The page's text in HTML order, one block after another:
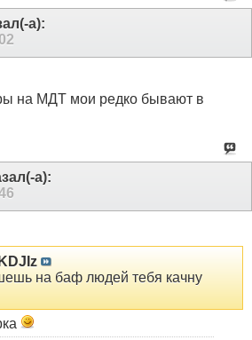
а):
на МДТ мои редко бывают в
а):
на баф людей тебя качну